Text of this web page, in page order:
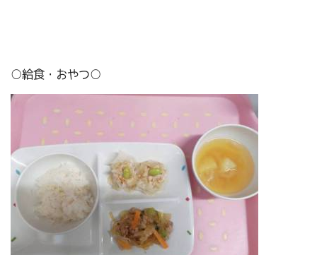
○給食・おやつ○